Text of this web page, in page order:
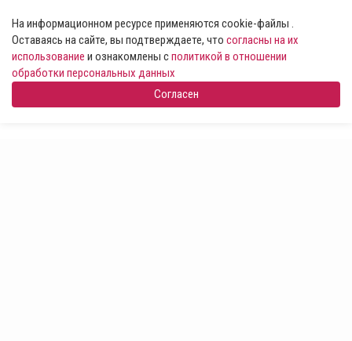
На информационном ресурсе применяются cookie-файлы .
Оставаясь на сайте, вы подтверждаете, что согласны на их
использование и ознакомлены сполитикой в отношении
обработки персональных данных
Согласен